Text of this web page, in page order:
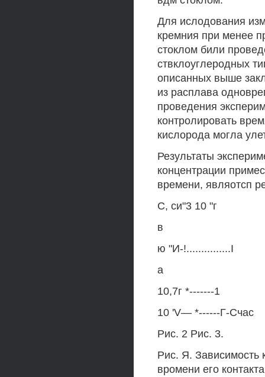
Для ислодования
кремния при менее
стоклом били
ствклоуглеродных
описанных выше
из расплава
проведения
контролировать
кислорода могла
Результаты
концентрации
времени, являотсп
С, си"3 10 "г
в
ю "И-!...............I
а
10,7г *-------1
10 'V— *------Г-Счас
Рис. 2 Рис. 3.
Рис. Я. Зависимость
вромени его